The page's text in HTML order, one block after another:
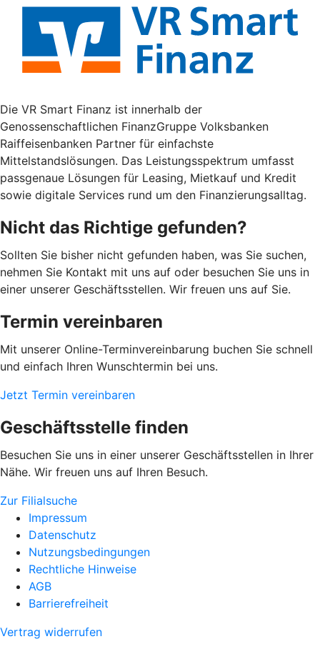
Die VR Smart Finanz ist innerhalb der
Genossenschaftlichen FinanzGruppe Volksbanken
Raiffeisenbanken Partner für einfachste
Mittelstandslösungen. Das Leistungsspektrum umfasst
passgenaue Lösungen für Leasing, Mietkauf und Kredit
sowie digitale Services rund um den Finanzierungsalltag.
Nicht das Richtige gefunden?
Sollten Sie bisher nicht gefunden haben, was Sie suchen,
nehmen Sie Kontakt mit uns auf oder besuchen Sie uns in
einer unserer Geschäftsstellen. Wir freuen uns auf Sie.
Termin vereinbaren
Mit unserer Online-Terminvereinbarung buchen Sie schnell
und einfach Ihren Wunschtermin bei uns.
Jetzt Termin vereinbaren
Geschäftsstelle finden
Besuchen Sie uns in einer unserer Geschäftsstellen in Ihrer
Nähe. Wir freuen uns auf Ihren Besuch.
Zur Filialsuche
Impressum
Datenschutz
Nutzungsbedingungen
Rechtliche Hinweise
AGB
Barrierefreiheit
Vertrag widerrufen